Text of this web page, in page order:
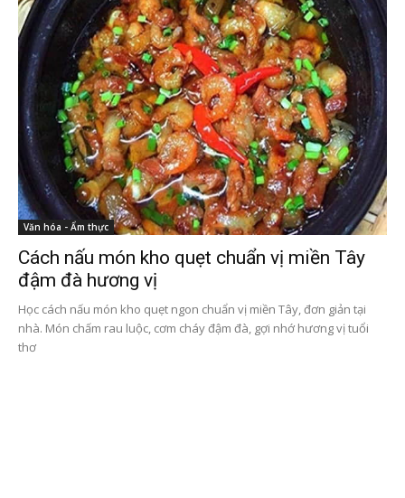
Văn hóa - Ẩm thực
Cách nấu món kho quẹt chuẩn vị miền Tây
đậm đà hương vị
Học cách nấu món kho quẹt ngon chuẩn vị miền Tây, đơn giản tại
nhà. Món chấm rau luộc, cơm cháy đậm đà, gợi nhớ hương vị tuổi
thơ